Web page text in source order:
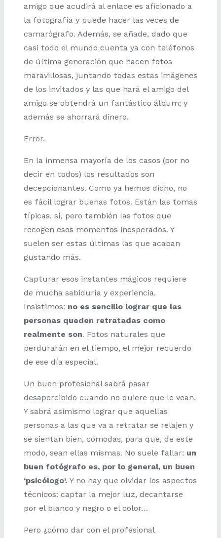
amigo que acudirá al enlace es aficionado a
la fotografía y puede hacer las veces de
camarógrafo. Además, se añade, dado que
casi todo el mundo cuenta ya con teléfonos
de última generación que hacen fotos
maravillosas, juntando todas estas imágenes
de los invitados y las que hará el amigo del
amigo se obtendrá un fantástico álbum; y
además se ahorrará dinero.
Error.
En la inmensa mayoría de los casos (por no
decir en todos) los resultados son
decepcionantes. Como ya hemos dicho, no
es fácil lograr buenas fotos. Están las tomas
típicas, sí, pero también las fotos que
recogen esos momentos inesperados. Y
suelen ser estas últimas las que acaban
gustando más.
Capturar esos instantes mágicos requiere
de mucha sabiduría y experiencia.
Insistimos: no es sencillo lograr que las
personas queden retratadas como
realmente son. Fotos naturales que
perdurarán en el tiempo, el mejor recuerdo
de ese día especial.
Un buen profesional sabrá pasar
desapercibido cuando no quiere que le vean.
Y sabrá asimismo lograr que aquellas
personas a las que va a retratar se relajen y
se sientan bien, cómodas, para que, de este
modo, sean ellas mismas. No suele fallar: un
buen fotógrafo es, por lo general, un buen
‘psicólogo’. Y no hay que olvidar los aspectos
técnicos: captar la mejor luz, decantarse
por el blanco y negro o el color…
Pero ¿cómo dar con el profesional